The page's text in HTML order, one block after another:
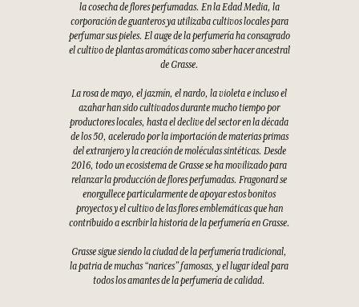
la cosecha de flores perfumadas. En la Edad Media, la
corporación de guanteros ya utilizaba cultivos locales para
perfumar sus pieles. El auge de la perfumería ha consagrado
el cultivo de plantas aromáticas como saber hacer ancestral
de Grasse.
La rosa de mayo, el jazmín, el nardo, la violeta e incluso el
azahar han sido cultivados durante mucho tiempo por
productores locales, hasta el declive del sector en la década
de los 50, acelerado por la importación de materias primas
del extranjero y la creación de moléculas sintéticas. Desde
2016, todo un ecosistema de Grasse se ha movilizado para
relanzar la producción de flores perfumadas. Fragonard se
enorgullece particularmente de apoyar estos bonitos
proyectos y el cultivo de las flores emblemáticas que han
contribuido a escribir la historia de la perfumería en Grasse.
Grasse sigue siendo la ciudad de la perfumería tradicional,
la patria de muchas “narices” famosas, y el lugar ideal para
todos los amantes de la perfumería de calidad.